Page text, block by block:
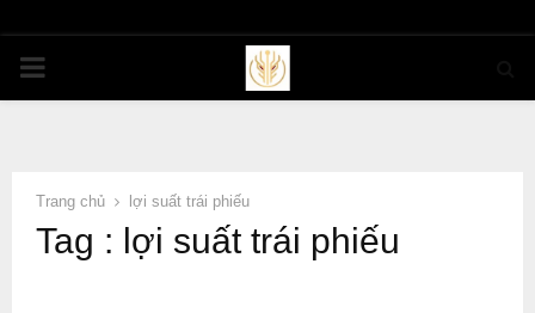
PRIMARY
Trang chủ lợi suất trái phiếu
Tag : lợi suất trái phiếu